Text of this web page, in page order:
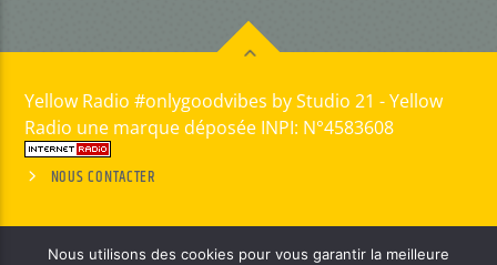
Yellow Radio #onlygoodvibes by Studio 21 - Yellow
Radio une marque déposée INPI: N°4583608
NOUS CONTACTER
Nous utilisons des cookies pour vous garantir la meilleure